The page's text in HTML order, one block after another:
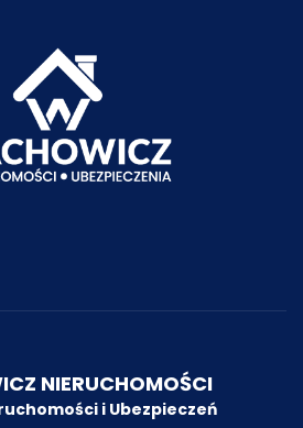
NIERUCHOMOŚCI
i Ubezpieczeń